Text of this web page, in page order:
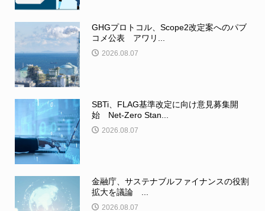
GHGプロトコル、Scope2改定案へのパブ
コメ公表 アワリ...
2026.08.07
SBTi、FLAG基準改定に向け意見募集開
始 Net-Zero Stan...
2026.08.07
金融庁、サステナブルファイナンスの役割
拡大を議論 ...
2026.08.07